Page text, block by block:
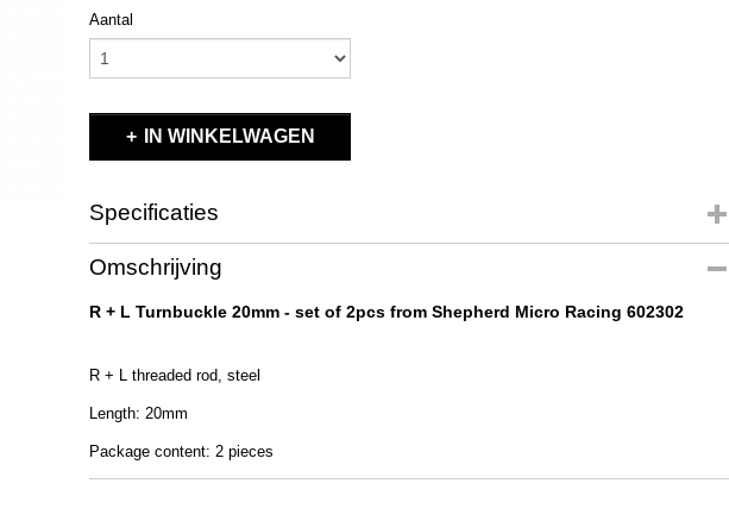
Aantal
IN WINKELWAGEN
Specificaties
Productcode
EAN code
Productcode leverancier
602302
Omschrijving
R + L Turnbuckle 20mm - set of 2pcs from Shepherd Micro Racing 602302
R + L threaded rod, steel
Length: 20mm
Package content: 2 pieces